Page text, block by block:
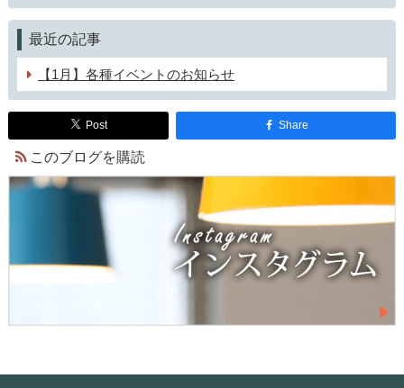
最近の記事
【1月】各種イベントのお知らせ
Post Share
このブログを購読